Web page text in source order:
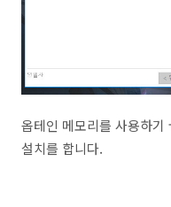
옵테인 메모리를 사용하기
설치를 합니다.